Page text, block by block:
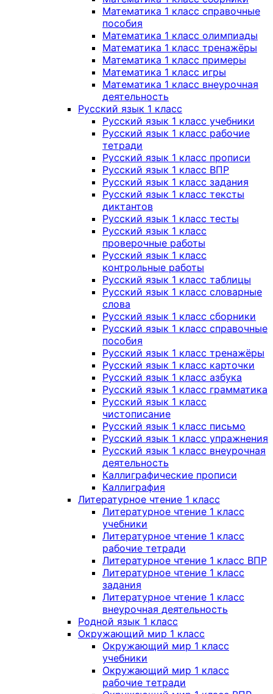
Математика 1 класс справочные
пособия
Математика 1 класс олимпиады
Математика 1 класс тренажёры
Математика 1 класс примеры
Математика 1 класс игры
Математика 1 класс внеурочная
деятельность
Русский язык 1 класс
Русский язык 1 класс учебники
Русский язык 1 класс рабочие
тетради
Русский язык 1 класс прописи
Русский язык 1 класс ВПР
Русский язык 1 класс задания
Русский язык 1 класс тексты
диктантов
Русский язык 1 класс тесты
Русский язык 1 класс
проверочные работы
Русский язык 1 класс
контрольные работы
Русский язык 1 класс таблицы
Русский язык 1 класс словарные
слова
Русский язык 1 класс сборники
Русский язык 1 класс справочные
пособия
Русский язык 1 класс тренажёры
Русский язык 1 класс карточки
Русский язык 1 класс азбука
Русский язык 1 класс грамматика
Русский язык 1 класс
чистописание
Русский язык 1 класс письмо
Русский язык 1 класс упражнения
Русский язык 1 класс внеурочная
деятельность
Каллиграфические прописи
Каллиграфия
Литературное чтение 1 класс
Литературное чтение 1 класс
учебники
Литературное чтение 1 класс
рабочие тетради
Литературное чтение 1 класс ВПР
Литературное чтение 1 класс
задания
Литературное чтение 1 класс
внеурочная деятельность
Родной язык 1 класс
Окружающий мир 1 класс
Окружающий мир 1 класс
учебники
Окружающий мир 1 класс
рабочие тетради